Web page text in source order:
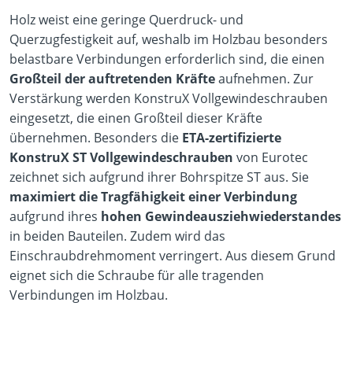
Holz weist eine geringe Querdruck- und
Querzugfestigkeit auf, weshalb im Holzbau besonders
belastbare Verbindungen erforderlich sind, die einen
Großteil der auftretenden Kräfteaufnehmen. Zur
Verstärkung werden KonstruX Vollgewindeschrauben
eingesetzt, die einen Großteil dieser Kräfte
übernehmen. Besonders die ETA-zertifizierte
KonstruX ST Vollgewindeschrauben von Eurotec
zeichnet sich aufgrund ihrer Bohrspitze ST aus. Sie
maximiert die Tragfähigkeit einer Verbindung
aufgrund ihres hohen Gewindeausziehwiederstandes
in beiden Bauteilen. Zudem wird das
Einschraubdrehmoment verringert. Aus diesem Grund
eignet sich die Schraube für alle tragenden
Verbindungen im Holzbau.